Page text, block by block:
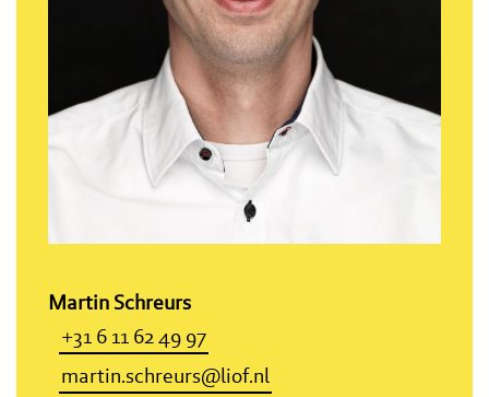
Martin Schreurs
+31 6 11 62 49 97
martin.schreurs@liof.nl